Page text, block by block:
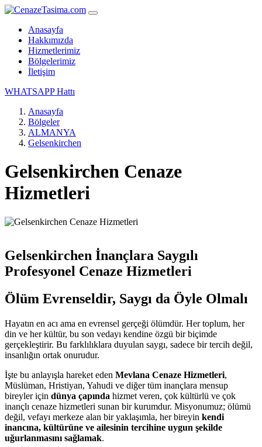
Anasayfa
Hakkımızda
Hizmetlerimiz
Bölgelerimiz
İletişim
WHATSAPP Hattı
Anasayfa
Bölgeler
ALMANYA
Gelsenkirchen
Gelsenkirchen Cenaze
Hizmetleri
Gelsenkirchen İnançlara Saygılı
Profesyonel Cenaze Hizmetleri
Ölüm Evrenseldir, Saygı da Öyle Olmalı
Hayatın en acı ama en evrensel gerçeği ölümdür. Her toplum, her
din ve her kültür, bu son vedayı kendine özgü bir biçimde
gerçekleştirir. Bu farklılıklara duyulan saygı, sadece bir tercih değil,
insanlığın ortak onurudur.
İşte bu anlayışla hareket eden Mevlana Cenaze Hizmetleri,
Müslüman, Hristiyan, Yahudi ve diğer tüm inançlara mensup
bireyler için dünya çapında hizmet veren, çok kültürlü ve çok
inançlı cenaze hizmetleri sunan bir kurumdur. Misyonumuz; ölümü
değil, vefayı merkeze alan bir yaklaşımla, her bireyin kendi
inancına, kültürüne ve ailesinin tercihine uygun şekilde
uğurlanmasını sağlamak.